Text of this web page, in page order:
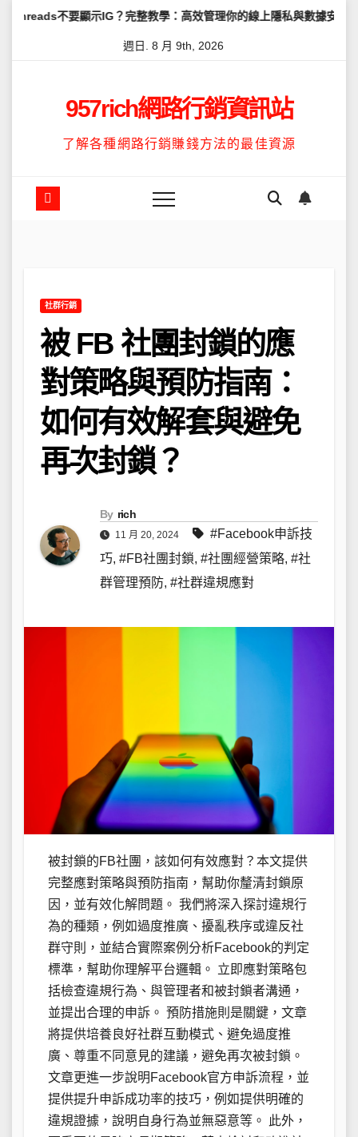
示IG？完整教學：高效管理你的線上隱私與數據安全 怎麼讓
週日. 8 月 9th, 2026
957rich網路行銷資訊站
了解各種網路行銷賺錢方法的最佳資源
社群行銷
被 FB 社團封鎖的應
對策略與預防指南：
如何有效解套與避免
再次封鎖？
By rich
11 月 20, 2024
#Facebook申訴技
巧, #FB社團封鎖, #社團經營策略, #社
群管理預防, #社群違規應對
被封鎖的FB社團，該如何有效應對？本文提供
完整應對策略與預防指南，幫助你釐清封鎖原
因，並有效化解問題。 我們將深入探討違規行
為的種類，例如過度推廣、擾亂秩序或違反社
群守則，並結合實際案例分析Facebook的判定
標準，幫助你理解平台邏輯。 立即應對策略包
括檢查違規行為、與管理者和被封鎖者溝通，
並提出合理的申訴。 預防措施則是關鍵，文章
將提供培養良好社群互動模式、避免過度推
廣、尊重不同意見的建議，避免再次被封鎖。
文章更進一步說明Facebook官方申訴流程，並
提供提升申訴成功率的技巧，例如提供明確的
違規證據，說明自身行為並無惡意等。 此外，